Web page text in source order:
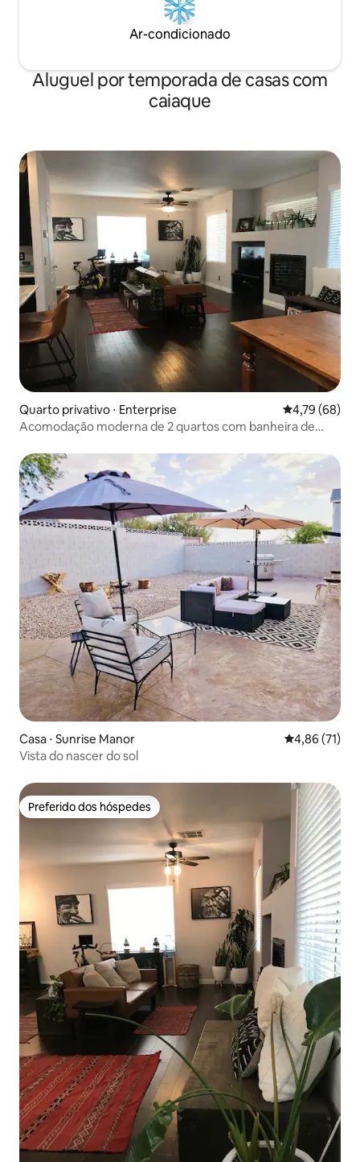
Ar-condicionado
Aluguel por temporada de casas com
caiaque
Quarto privativo ⋅ Enterprise 4,79 de uma
4,79 (68)
Acomodação moderna de 2 quartos com banheira de
Casa ⋅ Sunrise Manor 4,86 de uma
4,86 (71)
Vista do nascer do sol
Preferido dos hóspedes
Preferido dos hóspedes